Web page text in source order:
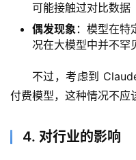
源
可能接触过对比数据
偶发现象：模型在
况在大模型中并不罕
不过，考虑到
付费模型，这种情况不应
4. 对行业的影响